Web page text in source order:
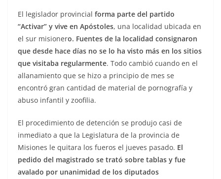
El legislador provincial forma parte del partido
“Activar” y vive en Apóstoles, una localidad ubicada en
el sur misionero. Fuentes de la localidad consignaron
que desde hace días no se lo ha visto más en los sitios
que visitaba regularmente. Todo cambió cuando en el
allanamiento que se hizo a principio de mes se
encontró gran cantidad de material de pornografía y
abuso infantil y zoofilia.
El procedimiento de detención se produjo casi de
inmediato a que la Legislatura de la provincia de
Misiones le quitara los fueros el jueves pasado. El
pedido del magistrado se trató sobre tablas y fue
avalado por unanimidad de los diputados